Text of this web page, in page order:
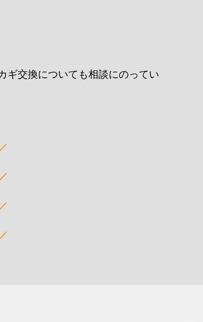
ギ交換についても相談にのってい